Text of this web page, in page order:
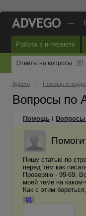
—
Работа в интернете
Ответы на вопросы
Адвего Помощь и
Вопросы по
Помощь / Вопросы
Пишу статью по
перед тем как
Проверяю - 99-69.
моей теме на
Как с этим
#1